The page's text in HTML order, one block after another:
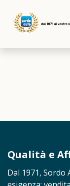
Qualità e
Dal 1971,